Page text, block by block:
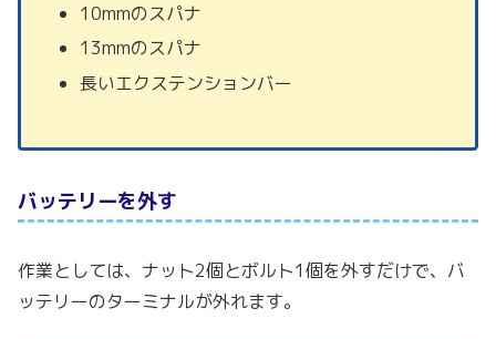
10mmのスパナ
13mmのスパナ
長いエクステンションバー
バッテリーを外す
作業としては、ナット2個とボルト1個を外すだけで、バ
ッテリーのターミナルが外れます。